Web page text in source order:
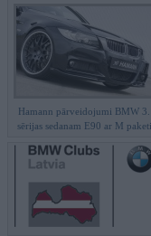
Hamann pārveidojumi BMW 3.
sērijas sedanam E90 ar M paketi